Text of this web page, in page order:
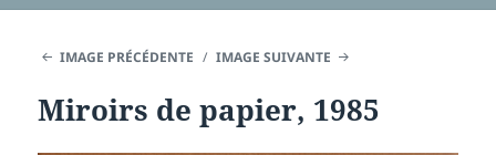
IMAGE PRÉCÉDENTE IMAGE SUIVANTE
Miroirs de papier, 1985